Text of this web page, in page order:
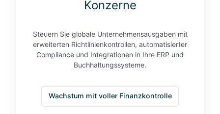
Konzerne
Steuern Sie globale Unternehmensausgaben mit
erweiterten Richtlinienkontrollen, automatisierter
Compliance und Integrationen in Ihre ERP und
Buchhaltungssysteme.
Wachstum mit voller Finanzkontrolle